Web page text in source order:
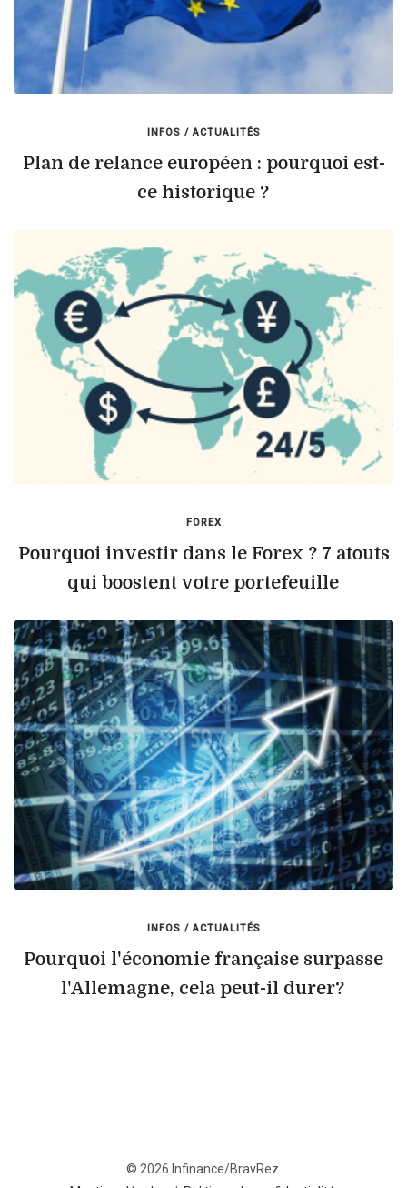
INFOS / ACTUALITÉS
Plan de relance européen : pourquoi est-
ce historique ?
FOREX
Pourquoi investir dans le Forex ? 7 atouts
qui boostent votre portefeuille
INFOS / ACTUALITÉS
Pourquoi l'économie française surpasse
l'Allemagne, cela peut-il durer?
© 2026 Infinance/BravRez.